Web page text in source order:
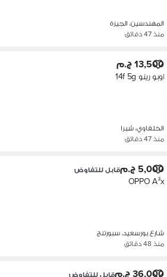
المهندسين، الجيزة
منذ 47 دقائق
13,500 ج.م
اوبو رينو 14f 5g
الخلفاوي، شبرا
منذ 47 دقائق
5,000 ج.م قابل للتفاوض
OPPO A³x
شارع بورسعيد، سبورتنج
منذ 48 دقائق
36,000 ج.م قابل للتفاوض